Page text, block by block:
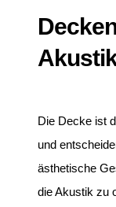
Die Decke ist
und
ästhetische
die Akustik zu